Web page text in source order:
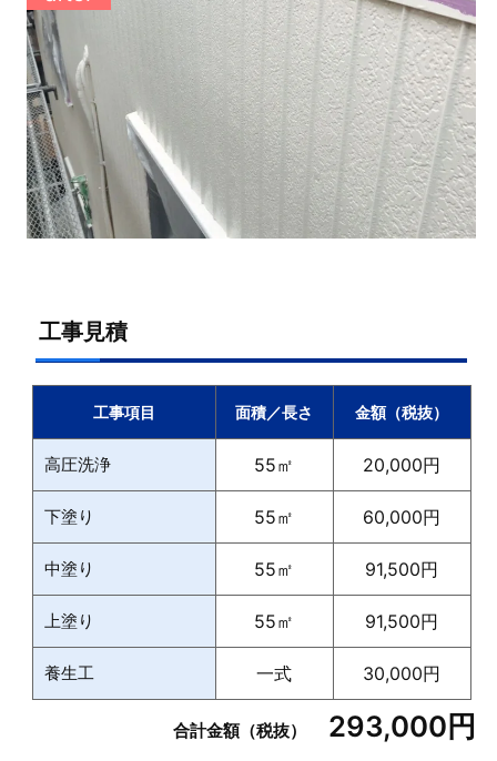
工事見積
工事項目 面積／長さ 金額（税抜）
高圧洗浄 55㎡ 20,000円
下塗り 55㎡ 60,000円
中塗り 55㎡ 91,500円
上塗り 55㎡ 91,500円
養生工 一式 30,000円
合計金額（税抜） 293,000円